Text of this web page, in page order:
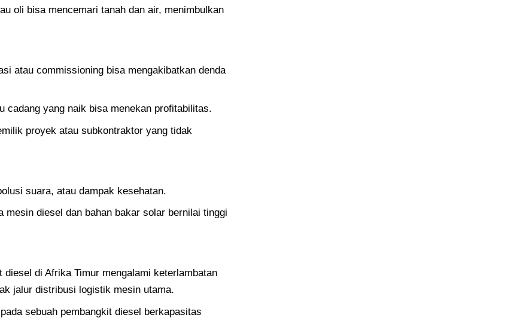
oli bisa mencemari tanah dan air, menimbulkan
atau commissioning bisa mengakibatkan denda
cadang yang naik bisa menekan profitabilitas.
proyek atau subkontraktor yang tidak
suara, atau dampak kesehatan.
mesin diesel dan bahan bakar solar bernilai tinggi
di Afrika Timur mengalami keterlambatan
jalur distribusi logistik mesin utama.
sebuah pembangkit diesel berkapasitas